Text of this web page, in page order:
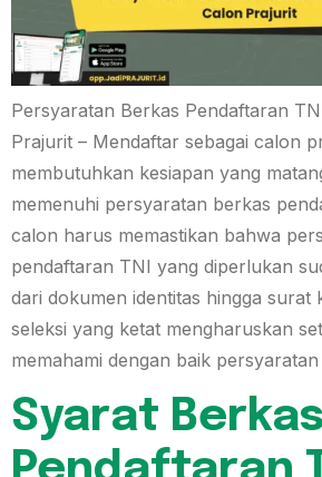
Persyaratan Berkas Pendaftaran
Prajurit – Mendaftar sebagai calon
membutuhkan kesiapan yang
memenuhi persyaratan berkas
calon harus memastikan bahwa
pendaftaran TNI yang diperlukan
dari dokumen identitas hingga surat
seleksi yang ketat mengharuskan
memahami dengan baik
Syarat Berkas